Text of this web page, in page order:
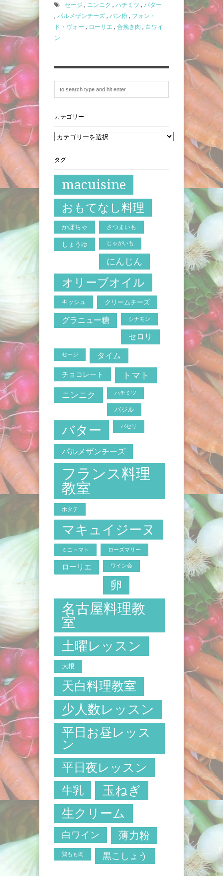
セージ , ニンニク , ハチミツ , バター
, パルメザンチーズ , パン粉 , フォン・
ド・ヴォー , ローリエ , 合挽き肉 , 白ワイ
ン
カテゴリー
タグ
macuisine
おもてなし料理
かぼちゃ さつまいも
しょうゆ じゃがいも
にんじん
オリーブオイル
キッシュ クリームチーズ
グラニュー糖 シナモン
セロリ
セージ タイム
チョコレート トマト
ニンニク ハチミツ
バジル
バター パセリ
パルメザンチーズ
フランス料理
教室
ホタテ
マキュイジーヌ
ミニトマト ローズマリー
ローリエ ワイン会
卵
名古屋料理教
室
土曜レッスン
大根
天白料理教室
少人数レッスン
平日お昼レッス
ン
平日夜レッスン
牛乳
玉ねぎ
生クリーム
白ワイン 薄力粉
鶏もも肉 黒こしょう